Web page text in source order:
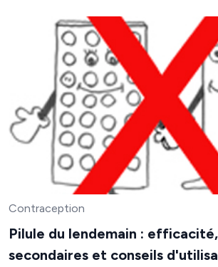
Contraception
Pilule du lendemain :
secondaires et conseils